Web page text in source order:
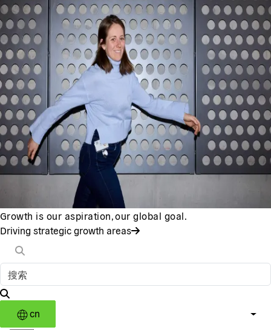
Growth is our aspiration, our global goal.
Driving strategic growth areas
cn